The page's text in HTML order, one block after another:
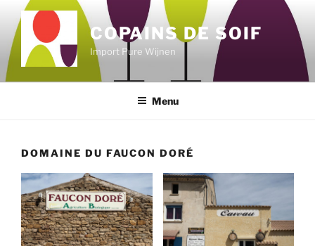
content
COPAINS DE SOIF
Import Pure Wijnen
Menu
DOMAINE DU FAUCON DORÉ